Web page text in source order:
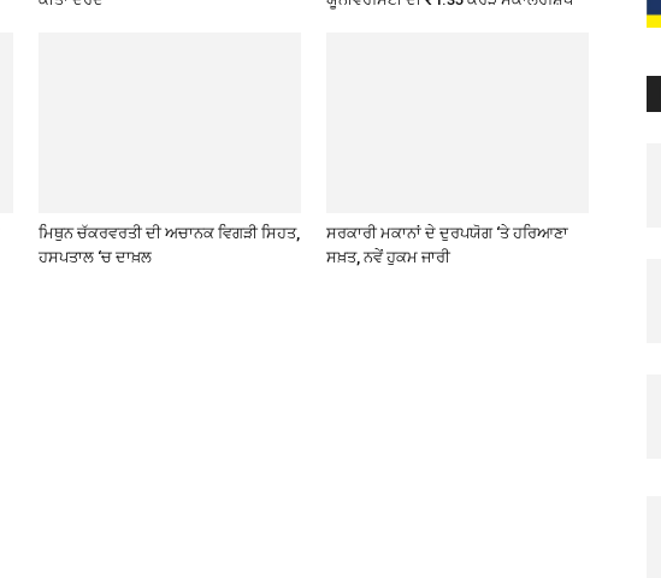
ਮਿਥੁਨ ਚੱਕਰਵਰਤੀ ਦੀ ਅਚਾਨਕ ਵਿਗੜੀ ਸਿਹਤ,
ਹਸਪਤਾਲ ‘ਚ ਦਾਖ਼ਲ
ਸਰਕਾਰੀ ਮਕਾਨਾਂ ਦੇ ਦੁਰਪਯੋਗ ‘ਤੇ ਹਰਿਆਣਾ
ਸਖ਼ਤ, ਨਵੇਂ ਹੁਕਮ ਜਾਰੀ